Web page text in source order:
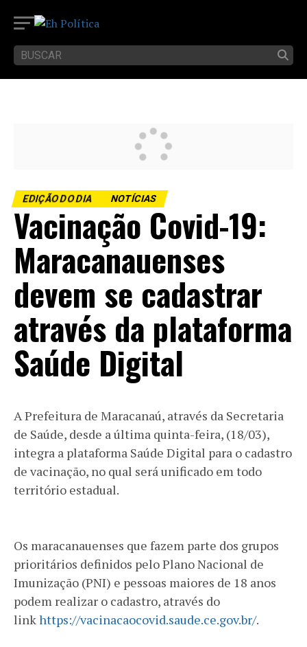
EDIÇÃO DO DIA NOTÍCIAS
Vacinação Covid-19:
Maracanauenses
devem se cadastrar
através da plataforma
Saúde Digital
A Prefeitura de Maracanaú, através da Secretaria
de Saúde, desde a última quinta-feira, (18/03),
integra a plataforma Saúde Digital para o cadastro
de vacinação, no qual será unificado em todo
território estadual. ⁣
Os maracanauenses que fazem parte dos grupos
prioritários definidos pelo Plano Nacional de
Imunização (PNI) e pessoas maiores de 18 anos
podem realizar o cadastro, através do
linkhttps://vacinacaocovid.saude.ce.gov.br/.⁣